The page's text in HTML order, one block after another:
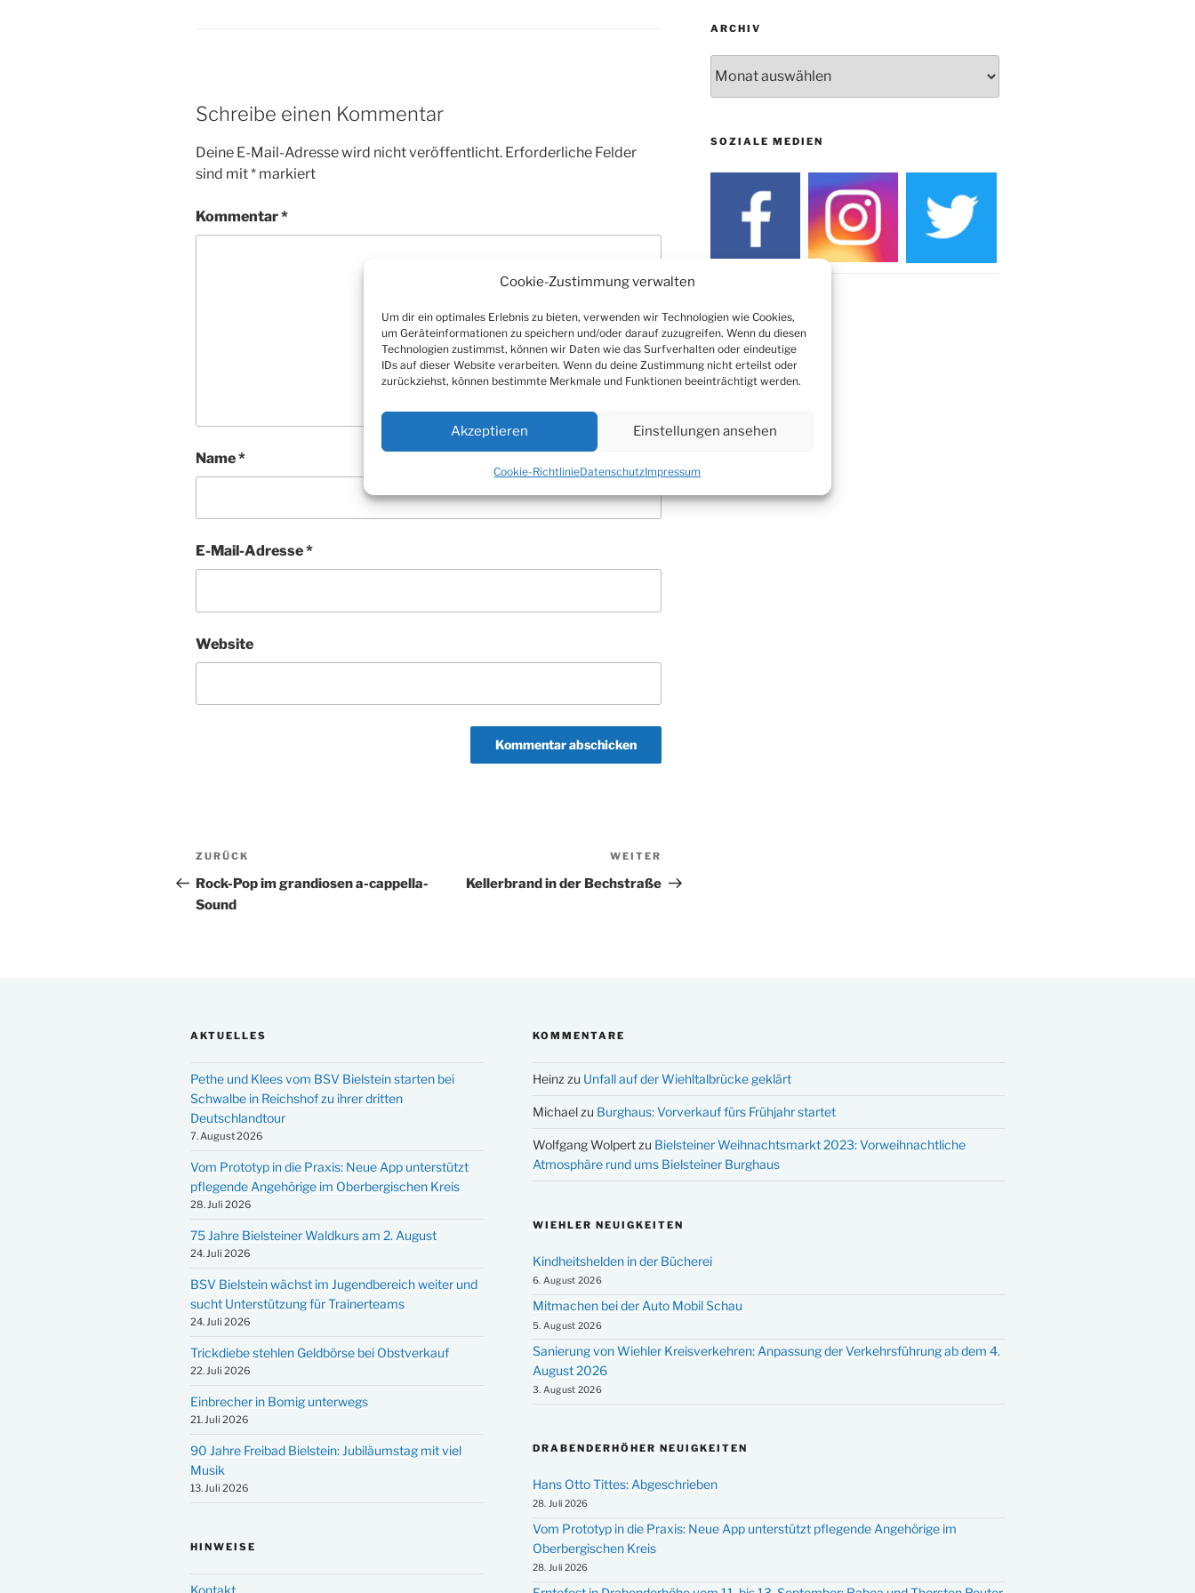
Cookie-Zustimmung verwalten
Um dir ein optimales Erlebnis zu bieten, verwenden wir Technologien wie Cookies,
um Geräteinformationen zu speichern und/oder darauf zuzugreifen. Wenn du diesen
Technologien zustimmst, können wir Daten wie das Surfverhalten oder eindeutige
IDs auf dieser Website verarbeiten. Wenn du deine Zustimmung nicht erteilst oder
zurückziehst, können bestimmte Merkmale und Funktionen beeinträchtigt werden.
Akzeptieren Einstellungen ansehen
Cookie-RichtlinieDatenschutzImpressum
Schreibe einen Kommentar
Deine E-Mail-Adresse wird nicht veröffentlicht. Erforderliche Felder
sind mit* markiert
Kommentar*
Name*
E-Mail-Adresse*
Website
Beitragsnavigation
Vorheriger
Beitrag
ZURÜCK
Rock-Pop im grandiosen a-cappella-
Sound
Beitrag
WEITER
Kellerbrand in der Bechstraße
ARCHIV
SOZIALE MEDIEN
AKTUELLES
Pethe und Klees vom BSV Bielstein starten bei
Schwalbe in Reichshof zu ihrer dritten
Deutschlandtour
7. August 2026
Vom Prototyp in die Praxis: Neue App unterstützt
pflegende Angehörige im Oberbergischen Kreis
28. Juli 2026
75 Jahre Bielsteiner Waldkurs am 2. August
24. Juli 2026
BSV Bielstein wächst im Jugendbereich weiter und
sucht Unterstützung für Trainerteams
24. Juli 2026
Trickdiebe stehlen Geldbörse bei Obstverkauf
22. Juli 2026
Einbrecher in Bomig unterwegs
21. Juli 2026
90 Jahre Freibad Bielstein: Jubiläumstag mit viel
Musik
13. Juli 2026
HINWEISE
Kontakt
KOMMENTARE
Heinz zu Unfall auf der Wiehltalbrücke geklärt
Michaelzu Burghaus: Vorverkauf fürs Frühjahr startet
Wolfgang Wolpertzu Bielsteiner Weihnachtsmarkt 2023: Vorweihnachtliche
Atmosphäre rund ums Bielsteiner Burghaus
WIEHLER NEUIGKEITEN
Kindheitshelden in der Bücherei
6. August 2026
Mitmachen bei der Auto Mobil Schau
5. August 2026
Sanierung von Wiehler Kreisverkehren: Anpassung der Verkehrsführung ab dem 4.
August 2026
3. August 2026
DRABENDERHÖHER NEUIGKEITEN
Hans Otto Tittes: Abgeschrieben
28. Juli 2026
Vom Prototyp in die Praxis: Neue App unterstützt pflegende Angehörige im
Oberbergischen Kreis
28. Juli 2026